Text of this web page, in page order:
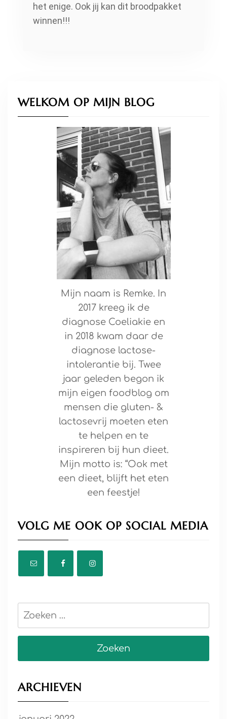
het enige. Ook jij kan dit broodpakket
winnen!!!
WELKOM OP MIJN BLOG
Mijn naam is Remke. In
2017 kreeg ik de
diagnose Coeliakie en
in 2018 kwam daar de
diagnose lactose-
intolerantie bij. Twee
jaar geleden begon ik
mijn eigen foodblog om
mensen die gluten- &
lactosevrij moeten eten
te helpen en te
inspireren bij hun dieet.
Mijn motto is: “Ook met
een dieet, blijft het eten
een feestje!
VOLG ME OOK OP SOCIAL MEDIA
Zoeken
ARCHIEVEN